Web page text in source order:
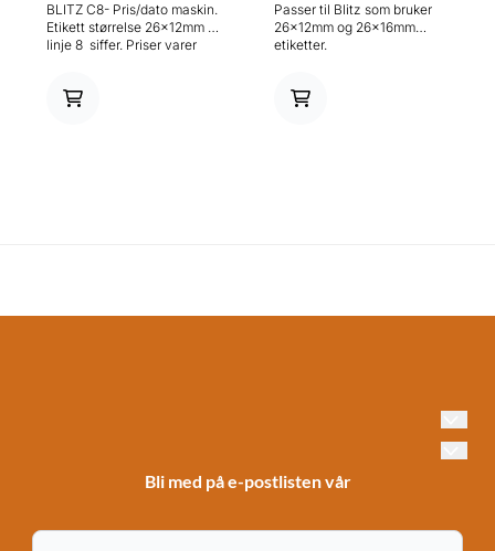
BLITZ C8- Pris/dato maskin.
Etikett størrelse 26x12mm 1
linje 8 siffer. Priser varer
Passer til Blitz som bruker
26x12mm og 26x16mm
etiketter.
Bli med på e-postlisten vår